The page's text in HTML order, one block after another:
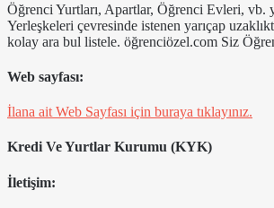
Öğrenci Yurtları, Apartlar, Öğrenci Evleri, vb.
Yerleşkeleri çevresinde istenen yarıçap
kolay ara bul listele. öğrenciözel.com Siz
Web sayfası:
İlana ait Web Sayfası için buraya tıklayınız.
Kredi Ve Yurtlar Kurumu (KYK)
İletişim: